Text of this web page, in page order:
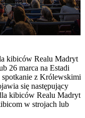
kibiców Realu Madryt
26 marca na Estadi
z Królewskimi
się następujący
kibiców Realu Madryt
w strojach lub